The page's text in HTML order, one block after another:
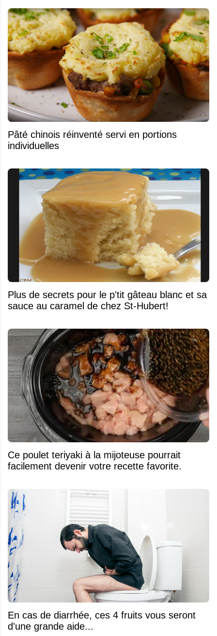
Pâté chinois réinventé servi en portions
individuelles
Plus de secrets pour le p'tit gâteau blanc et sa
sauce au caramel de chez St-Hubert!
Ce poulet teriyaki à la mijoteuse pourrait
facilement devenir votre recette favorite.
En cas de diarrhée, ces 4 fruits vous seront
d'une grande aide...